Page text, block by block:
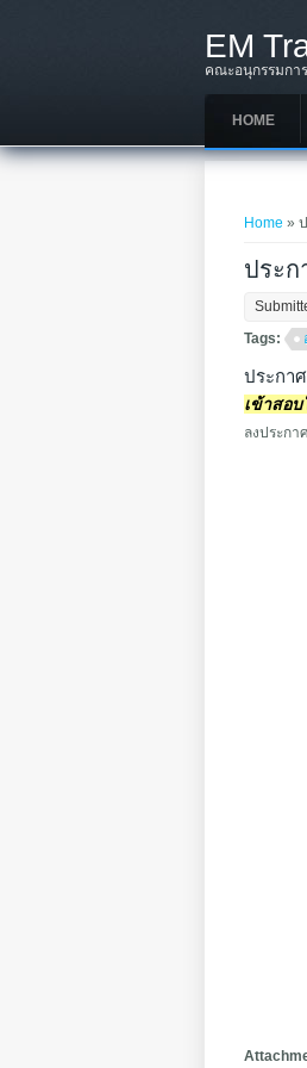
EM
คณะอนุกรรมกา
HOME
You
Home »
ประ
Tags:
ประกา
เข้าสอ
ลงประก